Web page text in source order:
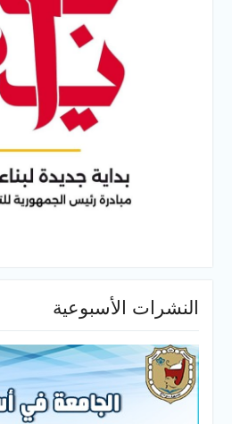
النشرات الأسبوعية